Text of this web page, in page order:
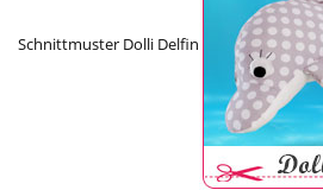
Schnittmuster Dolli Delfin